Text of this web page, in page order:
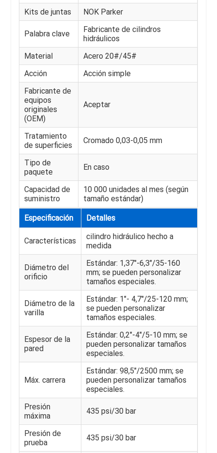
Kits de juntas NOK Parker
Palabra clave
Fabricante de cilindros
hidráulicos
Material
Acero 20#/45#
Acción
Acción simple
Fabricante de
equipos
originales
(OEM)
Aceptar
Tratamiento
de superficies
Cromado 0,03-0,05 mm
Tipo de
paquete
En caso
Capacidad de
suministro
10 000 unidades al mes (según
tamaño estándar)
Especificación Detalles
Características
cilindro hidráulico hecho a
medida
Diámetro del
orificio
Estándar: 1,37"-6,3"/35-160
mm; se pueden personalizar
tamaños especiales.
Diámetro de la
varilla
Estándar: 1"- 4,7"/25-120 mm;
se pueden personalizar
tamaños especiales.
Espesor de la
pared
Estándar: 0,2"-4"/5-10 mm; se
pueden personalizar tamaños
especiales.
Máx. carrera
Estándar: 98,5"/2500 mm; se
pueden personalizar tamaños
especiales.
Presión
máxima
435 psi/30 bar
Presión de
prueba
435 psi/30 bar